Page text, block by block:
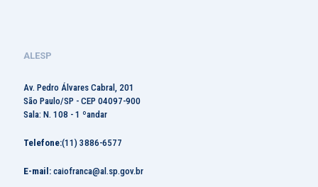
ALESP
Av. Pedro Álvares Cabral, 201
São Paulo/SP - CEP 04097-900
Sala: N. 108 - 1 ºandar
Telefone:(11) 3886-6577
E-mail: caiofranca@al.sp.gov.br